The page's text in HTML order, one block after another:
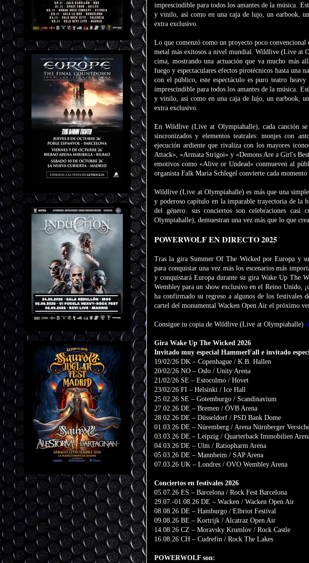
imprescindible para todos los amantes de la música.
y vinilo, así como en una caja de lujo, un earbook,
extra exclusivo.
Lo que comenzó como un proyecto poco convencional
metal más exitosos a nivel mundial. Wildlive (Live at
cima, mostrando una actuación que va mucho más
fuego y espectaculares efectos pirotécnicos hasta una
con el público, este espectáculo es puro teatro
imprescindible para todos los amantes de la música.
y vinilo, así como en una caja de lujo, un earbook,
extra exclusivo.
En Wildlive (Live at Olympiahalle), cada canción
sincronizados y elementos teatrales: monjes con
ejecución ardiente que rivaliza con los mayores
Attack», «Armata Strigoi» y «Demons Are a Girl's
emotivos como «Alive or Undead» conmueven al
organista Falk Maria Schlegel convierte cada
Wildlive (Live at Olympiahalle) es más que una
y poderoso capítulo en la imparable trayectoria de la
del género: sus conciertos son celebraciones
Olympiahalle), demuestran una vez más que lo que
POWERWOLF EN DIRECTO 2025
Tras la gira Summer Of The Wicked por Europa y
para conquistar una vez más los escenarios más
y conquistará Europa durante su gira Wake Up The
Wembley para un show exclusivo en el Reino Unido,
ha confirmado su regreso a algunos de los festivales
cartel del monumental Wacken Open Air el próximo
Consigue tu copia de Wildlive (Live at Olympiahalle)
Gira Wake Up The Wicked 2026
Invitado muy especial HammerFall e invitado
19/02/26 DK – Copenhague / K.B. Hallen
20/02/26 NO – Oslo / Unity Arena
21/02/26 SE – Estocolmo / Hovet
23/02/26 FI – Helsinki / Ice Hall
25.02.26 SE – Gotemburgo / Scandinavium
27.02.26 DE – Bremen / ÖVB Arena
28.02.26 DE – Düsseldorf / PSD Bank Dome
01.03.26 DE – Núremberg / Arena Nürnberger
03.03.26 DE – Leipzig / Quarterback Immobilien
04.03.26 DE – Ulm / Ratiopharm Arena
05.03.26 DE – Mannheim / SAP Arena
07.03.26 UK – Londres / OVO Wembley Arena
Conciertos en festivales 2026
05.07.26 ES – Barcelona / Rock Fest Barcelona
29.07.-01.08.26 DE – Wacken / Wacken Open Air
08.08.26 DE – Hamburgo / Elbriot Festival
09.08.26 BE – Kortrijk / Alcatraz Open Air
14.08.26 CZ – Moravsky Krumlov / Rock Castle
16.08.26 CH – Cudrefin / Rock The Lakes
POWERWOLF son: